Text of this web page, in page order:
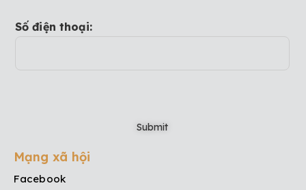
Số điện thoại:
Mạng xã hội
Facebook